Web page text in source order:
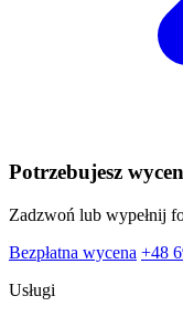
Potrzebujesz
Zadzwoń lub wypełnij
Bezpłatna wycena +48
Usługi